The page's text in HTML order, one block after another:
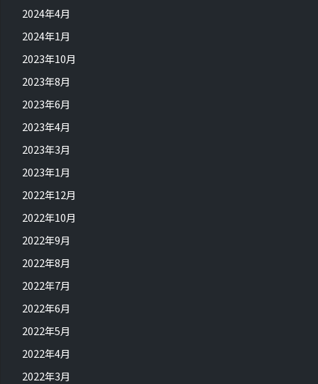
2024年4月
2024年1月
2023年10月
2023年8月
2023年6月
2023年4月
2023年3月
2023年1月
2022年12月
2022年10月
2022年9月
2022年8月
2022年7月
2022年6月
2022年5月
2022年4月
2022年3月